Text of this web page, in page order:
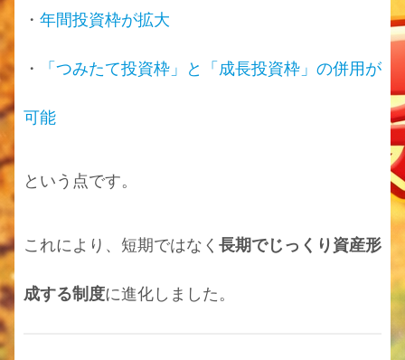
・ 年間投資枠が拡大
・ 「つみたて投資枠」と「成長投資枠」の併用が
可能
という点です。
これにより、短期ではなく 長期でじっくり資産形
成する制度に進化しました。